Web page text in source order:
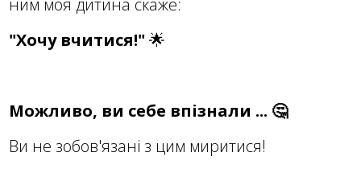
ним моя дитина скаже:
"Хочу вчитися!"🌟
Можливо, ви себе впізнали ... 🤔
Ви не зобов'язані з цим миритися!